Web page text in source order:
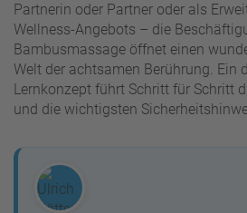
Partnerin oder Partner oder als
Wellness-Angebots – die
Bambusmassage öffnet einen
Welt der achtsamen Berührung. Ein
Lernkonzept führt Schritt für Schritt
und die wichtigsten